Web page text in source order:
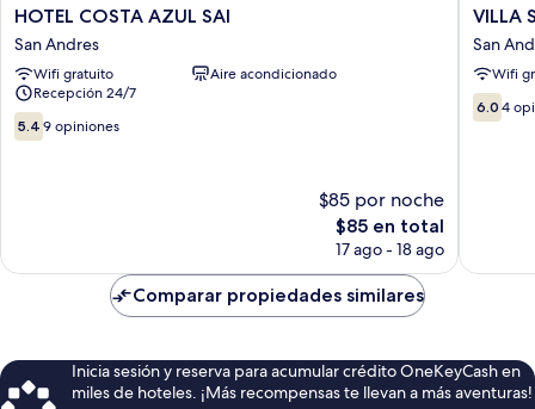
HOTEL
COSTA
AZUL
SAI
San
Andres
HOTEL COSTA AZUL SAI
San Andres
Wifi gratuito
Aire acondicionado
Recepción 24/7
5.4
de
5.4 9 opiniones
$85 por noche
El
precio
es
$85 en total
17 ago - 18 ago
VILLA
SOL
San
Andrés
VILLA
San
Wifi
6.0
de
6.0 4
Comparar propiedades similares
Inicia sesión y reserva para acumular crédito OneKeyCash en
miles de hoteles. ¡Más recompensas te llevan a más aventuras!